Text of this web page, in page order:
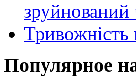
зруйнований
Тривожність
Популярное